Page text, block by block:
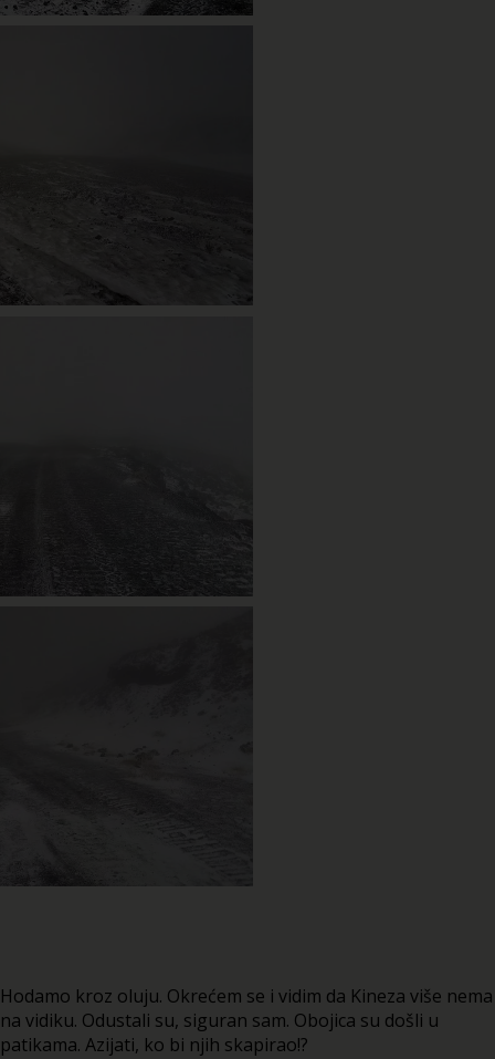
Hodamo kroz oluju. Okrećem se i vidim da Kineza više nema
na vidiku. Odustali su, siguran sam. Obojica su došli u
patikama. Azijati, ko bi njih skapirao!?